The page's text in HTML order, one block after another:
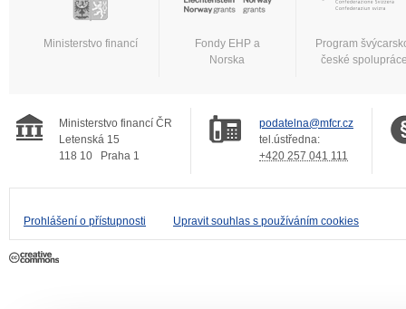
Ministerstvo financí
Fondy EHP a
Norska
Program
české
Ministerstvo financí ČR
Letenská 15
118 10
Praha 1
podatelna@mfcr.cz
tel.ústředna:
+420 257 041 111
Prohlášení o přístupnosti Upravit souhlas s používáním cookies